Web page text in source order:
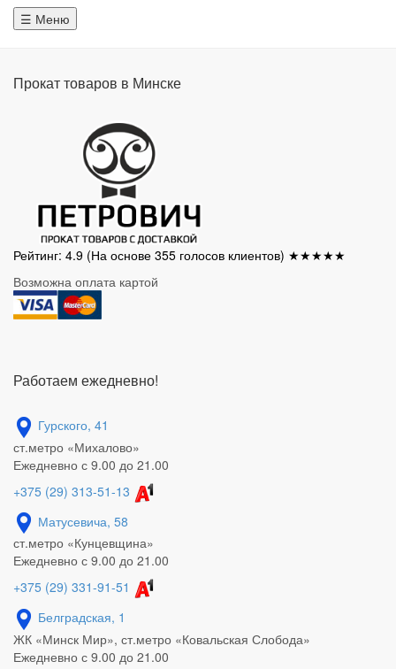
☰ Меню
Прокат товаров в Минске
Рейтинг: 4.9 (На основе 355 голосов клиентов) ★★★★★
Возможна оплата картой
Работаем ежедневно!
Гурского, 41
ст.метро «Михалово»
Ежедневно с 9.00 до 21.00
+375 (29) 313-51-13
Матусевича, 58
ст.метро «Кунцевщина»
Ежедневно с 9.00 до 21.00
+375 (29) 331-91-51
Белградская, 1
ЖК «Минск Мир», ст.метро «Ковальская Слобода»
Ежедневно с 9.00 до 21.00